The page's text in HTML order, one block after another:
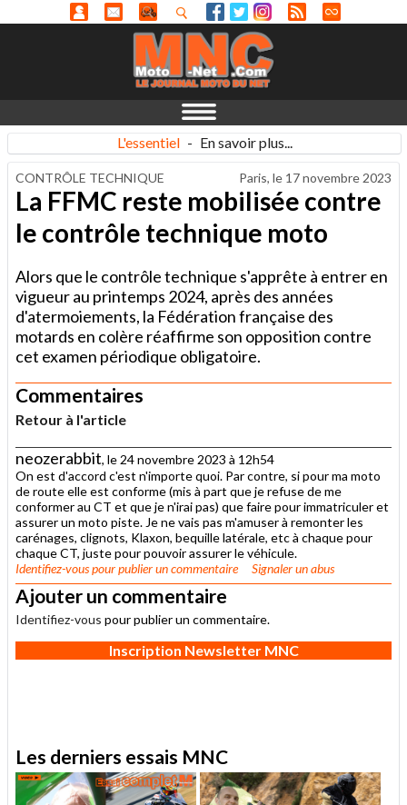
L'essentiel - En savoir plus...
CONTRÔLE TECHNIQUE Paris, le 17 novembre 2023
La FFMC reste mobilisée contre
le contrôle technique moto
Alors que le contrôle technique s'apprête à entrer en
vigueur au printemps 2024, après des années
d'atermoiements, la Fédération française des
motards en colère réaffirme son opposition contre
cet examen périodique obligatoire.
Commentaires
Retour à l'article
neozerabbit, le 24 novembre 2023 à 12h54
On est d'accord c'est n'importe quoi. Par contre, si pour ma moto
de route elle est conforme (mis à part que je refuse de me
conformer au CT et que je n'irai pas) que faire pour immatriculer et
assurer un moto piste. Je ne vais pas m'amuser à remonter les
carénages, clignots, Klaxon, bequille latérale, etc à chaque pour
chaque CT, juste pour pouvoir assurer le véhicule.
Identifiez-vouspour publier un commentaire Signaler un abus
Ajouter un commentaire
Identifiez-vous pour publier un commentaire.
Inscription Newsletter MNC
Les derniers essais MNC